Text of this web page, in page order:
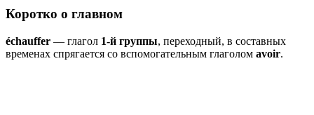
Коротко о главном
échauffer — глагол 1-й группы, переходный, в составных
временах спрягается со вспомогательным глаголом avoir.